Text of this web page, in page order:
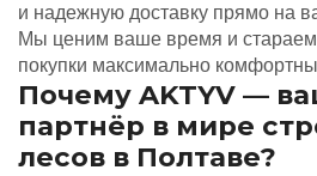
и надежную доставку прямо на
Мы ценим ваше время и
покупки максимально
Почему AKTYV —
партнёр в мире
лесов в Полтаве?